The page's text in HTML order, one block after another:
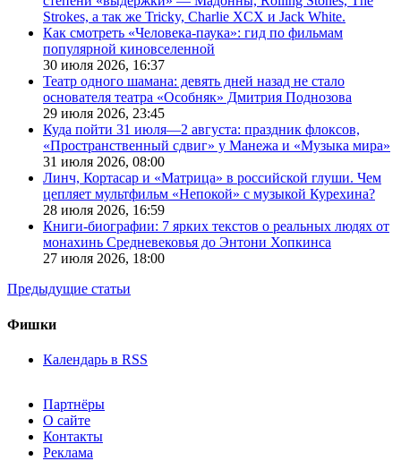
Strokes, а так же Tricky, Charlie XCX и Jack White.
Как смотреть «Человека-паука»: гид по фильмам
популярной киновселенной
30 июля 2026, 16:37
Театр одного шамана: девять дней назад не стало
основателя театра «Особняк» Дмитрия Поднозова
29 июля 2026, 23:45
Куда пойти 31 июля—2 августа: праздник флоксов,
«Пространственный сдвиг» у Манежа и «Музыка мира»
31 июля 2026, 08:00
Линч, Кортасар и «Матрица» в российской глуши. Чем
цепляет мультфильм «Непокой» с музыкой Курехина?
28 июля 2026, 16:59
Книги-биографии: 7 ярких текстов о реальных людях от
монахинь Средневековья до Энтони Хопкинса
27 июля 2026, 18:00
Предыдущие статьи
Фишки
Календарь в RSS
Партнёры
О сайте
Контакты
Реклама